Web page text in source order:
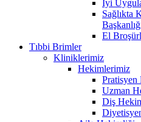
İyi
Sağlıkta
El
Tıbbi Brimler
Kliniklerimiz
Hekimlerimiz
Pratisyen
Uzman
Diş